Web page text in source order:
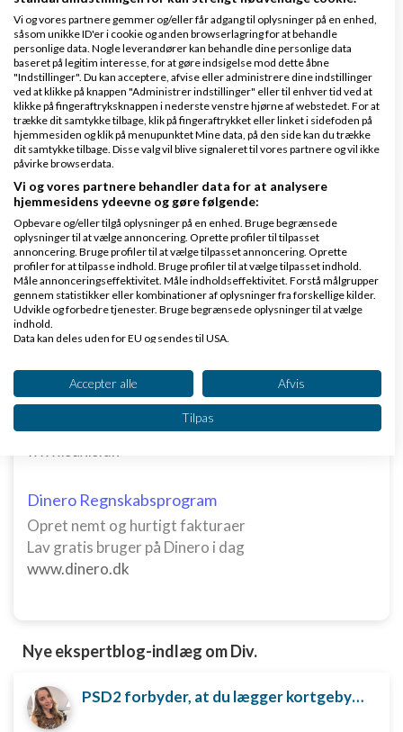
Feedback søges: Gror – Et nyt tag-baseret
socialt netværk for voksne i DK (ikke dating)
Nyeste indlæg afGror,den 27-06-2026 kl. 14:35
2 svar
Klar lønnen med Danløn
Lav løn på et øjeblik–nemt, sikkert
og billigt. Opret gratis konto.
www.danlon.dk/
Køb en virksomhed
Køb en virksomhed med
kunder og omsætning hos Saxis
Dinero Regnskabsprogram
Opret nemt og hurtigt fakturaer
Lav gratis bruger på Dinero i dag
www.dinero.dk
Nye ekspertblog-indlæg om Div.
PSD2 forbyder, at du lægger kortgebyret ud til dine kunder fra 1. januar 2018
Vi og vores partnere gemmer og/eller får adgang til oplysninger på en enhed,
såsom unikke ID'er i cookie og anden browserlagring for at behandle
personlige data. Nogle leverandører kan behandle dine personlige data
baseret på legitim interesse, for at gøre indsigelse mod dette åbne
"Indstillinger". Du kan acceptere, afvise eller administrere dine indstillinger
ved at klikke på knappen "Administrer indstillinger" eller til enhver tid ved at
klikke på fingeraftryksknappen i nederste venstre hjørne af webstedet. For at
trække dit samtykke tilbage, klik på fingeraftrykket eller linket i sidefoden på
hjemmesiden og klik på menupunktet Mine data, på den side kan du trække
dit samtykke tilbage. Disse valg vil blive signaleret til vores partnere og vil ikke
påvirke browserdata.
Vi og vores partnere behandler data for at analysere
hjemmesidens ydeevne og gøre følgende:
Opbevare og/eller tilgå oplysninger på en enhed. Bruge begrænsede
oplysninger til at vælge annoncering. Oprette profiler til tilpasset
annoncering. Bruge profiler til at vælge tilpasset annoncering. Oprette
profiler for at tilpasse indhold. Bruge profiler til at vælge tilpasset indhold.
Måle annonceringseffektivitet. Måle indholdseffektivitet. Forstå målgrupper
gennem statistikker eller kombinationer af oplysninger fra forskellige kilder.
Udvikle og forbedre tjenester. Bruge begrænsede oplysninger til at vælge
indhold.
Data kan deles uden for EU og sendes til USA.
Se partnerliste (2 IAB-leverandører)
Vi bruger dine data til følgende formål:
IAB's behandlingsformål:
Opbevare og/eller tilgå oplysninger på en
Bruge begrænsede oplysninger til at vælge
annoncering
Oprette profiler til tilpasset annoncering
Oprette profiler for at tilpasse indhold
Bruge profiler til at vælge tilpasset indhold
Måle annonceringseffektivitet
Accepter alle Afvis
Tilpas